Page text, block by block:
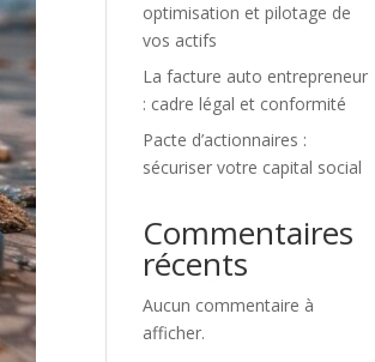
optimisation et pilotage de
vos actifs
La facture auto entrepreneur
: cadre légal et conformité
Pacte d’actionnaires :
sécuriser votre capital social
Commentaires
récents
Aucun commentaire à
afficher.